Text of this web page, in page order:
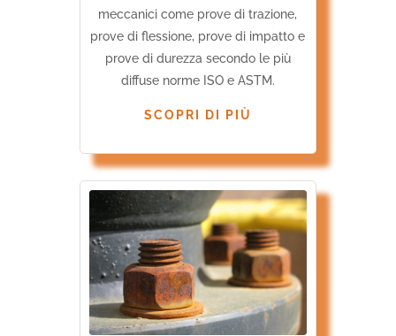
meccanici come prove di trazione,
prove di flessione, prove di impatto e
prove di durezza secondo le più
diffuse norme ISO e ASTM.
SCOPRI DI PIÙ